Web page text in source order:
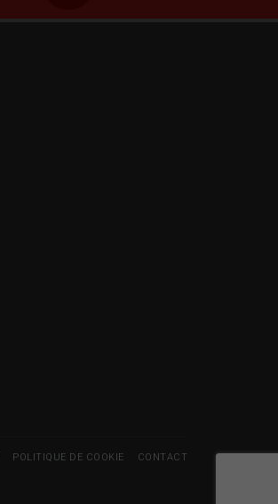
POLITIQUE DE COOKIE CONTACT